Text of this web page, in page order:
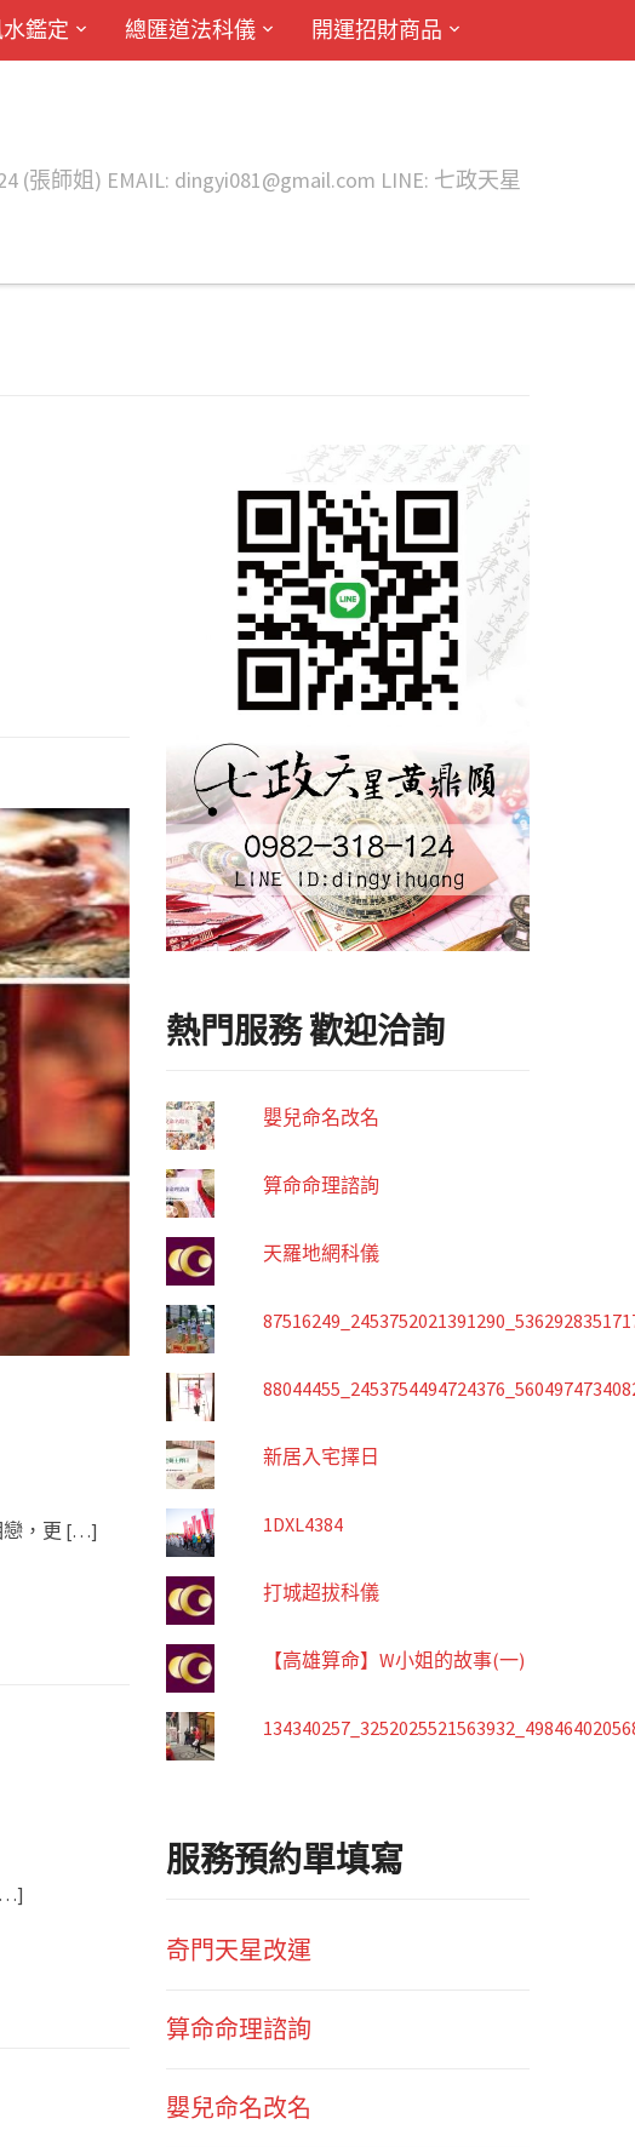
鑑定 總匯道法科儀 開運招財商品
師姐) EMAIL: dingyi081@gmail.com LINE: 七政天星
戀，更 […]
熱門服務 歡迎洽詢
嬰兒命名改名
算命命理諮詢
天羅地網科儀
新居入宅擇日
1DXL4384
打城超拔科儀
【高雄算命】W小姐的故事(一)
服務預約單填寫
奇門天星改運
算命命理諮詢
嬰兒命名改名